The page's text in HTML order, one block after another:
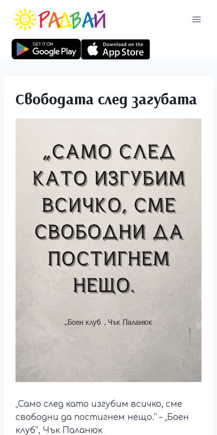
Свободата след загубата
„Само след като изгубим всичко, сме
свободни да постигнем нещо.“ – „Боен
клуб“, Чък Паланюк